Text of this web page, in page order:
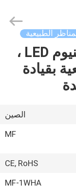
الطبيعية
أضواء الدرابزين الألومنيوم LED ،
بقيادة
الصين
MF
CE, RoHS
MF-1WHA